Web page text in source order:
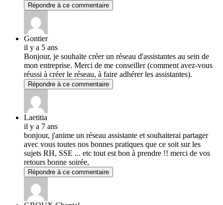
Répondre à ce commentaire
Gontier
il y a 5 ans
Bonjour, je souhaite créer un réseau d'assistantes au sein de
mon entreprise. Merci de me conseiller (comment avez-vous
réussi à créer le réseau, à faire adhérer les assistantes).
Répondre à ce commentaire
Laetitia
il y a 7 ans
bonjour, j'anime un réseau assistante et souhaiterai partager
avec vous toutes nos bonnes pratiques que ce soit sur les
sujets RH, SSE ... etc tout est bon à prendre !! merci de vos
retours bonne soirée,
Répondre à ce commentaire